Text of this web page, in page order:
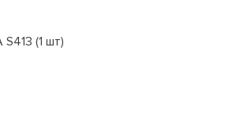
(1 шт)